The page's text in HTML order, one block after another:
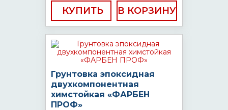
КУПИТЬ
Грунтовка эпоксидная
двухкомпонентная
химстойкая «ФАРБЕН
ПРОФ»